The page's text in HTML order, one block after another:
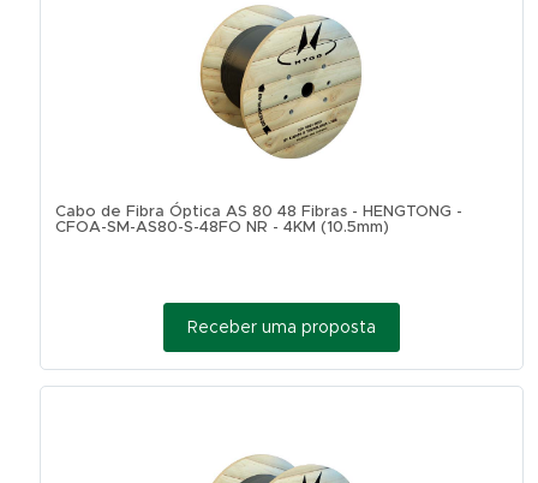
Cabo de Fibra Óptica AS 80 48 Fibras - HENGTONG -
CFOA-SM-AS80-S-48FO NR - 4KM (10.5mm)
Receber uma proposta